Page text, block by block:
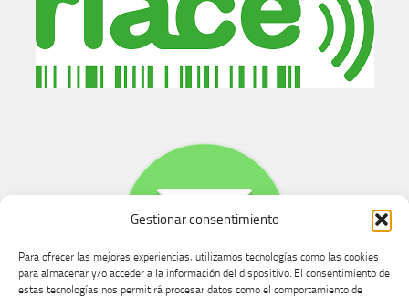
Gestionar consentimiento
Para ofrecer las mejores experiencias, utilizamos tecnologías como las cookies
para almacenar y/o acceder a la información del dispositivo. El consentimiento de
estas tecnologías nos permitirá procesar datos como el comportamiento de